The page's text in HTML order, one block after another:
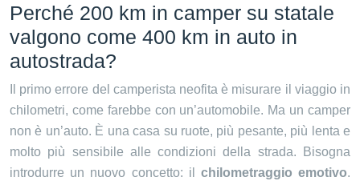
Perché 200 km in camper su statale
valgono come 400 km in auto in
autostrada?
Il primo errore del camperista neofita è misurare il viaggio in
chilometri, come farebbe con un’automobile. Ma un camper
non è un’auto. È una casa su ruote, più pesante, più lenta e
molto più sensibile alle condizioni della strada. Bisogna
introdurre un nuovo concetto: il chilometraggio emotivo.